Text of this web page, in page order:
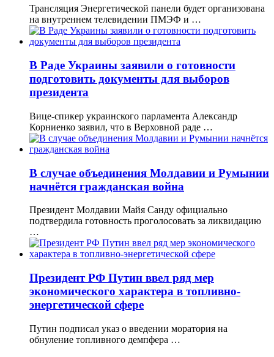
Трансляция Энергетической панели будет организована
на внутреннем телевидении ПМЭФ и …
В Раде Украины заявили о готовности
подготовить документы для выборов
президента
Вице-спикер украинского парламента Александр
Корниенко заявил, что в Верховной раде …
В случае объединения Молдавии и Румынии
начнётся гражданская война
Президент Молдавии Майя Санду официально
подтвердила готовность проголосовать за ликвидацию
…
Президент РФ Путин ввел ряд мер
экономического характера в топливно-
энергетической сфере
Путин подписал указ о введении моратория на
обнуление топливного демпфера …